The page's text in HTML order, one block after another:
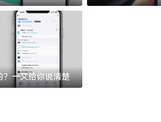
一文给你说清楚